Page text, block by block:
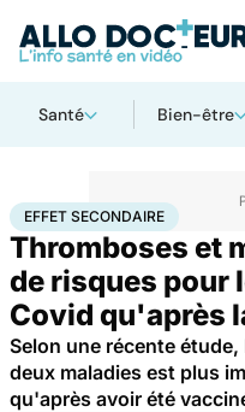
Santé Bien-être
Accueil SantéMaladies Maladies
EFFET SECONDAIRE
Thromboses et
de risques pour
Covid qu'après
Selon une récente
deux maladies est plus
qu'après avoir été